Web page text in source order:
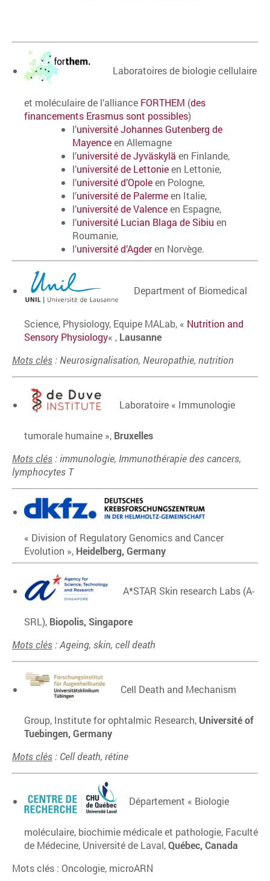
Laboratoires de biologie cellulaire
et moléculaire de l’alliance FORTHEM (des
financements Erasmus sont possibles)
l’université Johannes Gutenberg de
Mayenceen Allemagne
l’université de Jyväskylä en Finlande,
l’université de Lettonieen Lettonie,
l’université d’Opoleen Pologne,
l’université de Palermeen Italie,
l’université de Valenceen Espagne,
l’université Lucian Blaga de Sibiu en
Roumanie,
l’université d’Agderen Norvège.
Department of Biomedical
Science, Physiology, Equipe MALab, « Nutrition and
Sensory Physiology« , Lausanne
Mots clés: Neurosignalisation, Neuropathie, nutrition
Laboratoire « Immunologie
tumorale humaine », Bruxelles
Mots clés : immunologie, Immunothérapie des cancers,
lymphocytes T
« Division of Regulatory Genomics and Cancer
Evolution », Heidelberg, Germany
A*STAR Skin research Labs (A-
SRL), Biopolis, Singapore
Mots clés : Ageing, skin, cell death
Cell Death and Mechanism
Group, Institute for ophtalmic Research, Université of
Tuebingen, Germany
Mots clés : Celldeath, rétine
Département « Biologie
moléculaire, biochimie médicale et pathologie, Faculté
de Médecine, Université de Laval,Québec, Canada
Mots clés : Oncologie, microARN